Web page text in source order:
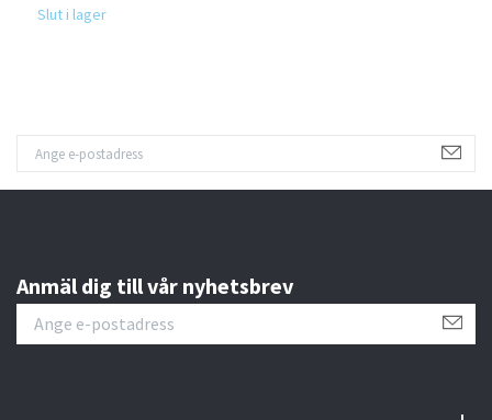
Slut i lager
Anmäl dig till vår nyhetsbrev